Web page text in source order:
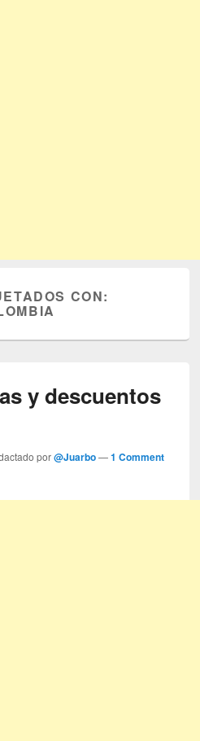
CON:
y descuentos
por@Juarbo —1 Comment